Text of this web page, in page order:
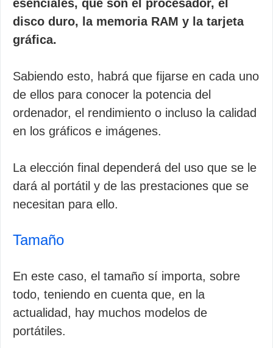
esenciales, que son el procesador, el
disco duro, la memoria RAM y la tarjeta
gráfica.
Sabiendo esto, habrá que fijarse en cada uno
de ellos para conocer la potencia del
ordenador, el rendimiento o incluso la calidad
en los gráficos e imágenes.
La elección final dependerá del uso que se le
dará al portátil y de las prestaciones que se
necesitan para ello.
Tamaño
En este caso, el tamaño sí importa, sobre
todo, teniendo en cuenta que, en la
actualidad, hay muchos modelos de
portátiles.